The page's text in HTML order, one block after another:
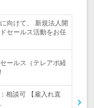
向けて、 新規法人開
セールス活動をお任
ールス（テレアポ経
相談可 【雇入れ直